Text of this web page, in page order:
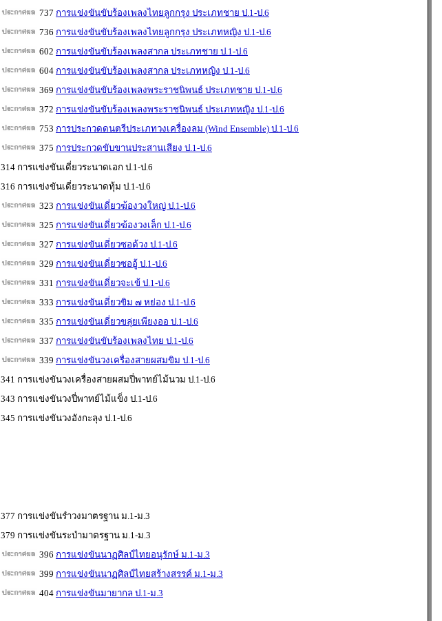
737 การแข่งขันขับร้องเพลงไทยลูกกรุง ประเภทชาย ป.1-ป.6
736 การแข่งขันขับร้องเพลงไทยลูกกรุง ประเภทหญิง ป.1-ป.6
602 การแข่งขันขับร้องเพลงสากล ประเภทชาย ป.1-ป.6
604 การแข่งขันขับร้องเพลงสากล ประเภทหญิง ป.1-ป.6
369 การแข่งขันขับร้องเพลงพระราชนิพนธ์ ประเภทชาย ป.1-ป.6
372 การแข่งขันขับร้องเพลงพระราชนิพนธ์ ประเภทหญิง ป.1-ป.6
753 การประกวดดนตรีประเภทวงเครื่องลม (Wind Ensemble) ป.1-ป.6
375 การประกวดขับขานประสานเสียง ป.1-ป.6
314 การแข่งขันเดี่ยวระนาดเอก ป.1-ป.6
316 การแข่งขันเดี่ยวระนาดทุ้ม ป.1-ป.6
323 การแข่งขันเดี่ยวฆ้องวงใหญ่ ป.1-ป.6
325 การแข่งขันเดี่ยวฆ้องวงเล็ก ป.1-ป.6
327 การแข่งขันเดี่ยวซอด้วง ป.1-ป.6
329 การแข่งขันเดี่ยวซออู้ ป.1-ป.6
331 การแข่งขันเดี่ยวจะเข้ ป.1-ป.6
333 การแข่งขันเดี่ยวขิม ๗ หย่อง ป.1-ป.6
335 การแข่งขันเดี่ยวขลุ่ยเพียงออ ป.1-ป.6
337 การแข่งขันขับร้องเพลงไทย ป.1-ป.6
339 การแข่งขันวงเครื่องสายผสมขิม ป.1-ป.6
341 การแข่งขันวงเครื่องสายผสมปี่พาทย์ไม้นวม ป.1-ป.6
343 การแข่งขันวงปี่พาทย์ไม้แข็ง ป.1-ป.6
345 การแข่งขันวงอังกะลุง ป.1-ป.6
377 การแข่งขันรำวงมาตรฐาน ม.1-ม.3
379 การแข่งขันระบำมาตรฐาน ม.1-ม.3
396 การแข่งขันนาฏศิลป์ไทยอนุรักษ์ ม.1-ม.3
399 การแข่งขันนาฏศิลป์ไทยสร้างสรรค์ ม.1-ม.3
404 การแข่งขันมายากล ป.1-ม.3